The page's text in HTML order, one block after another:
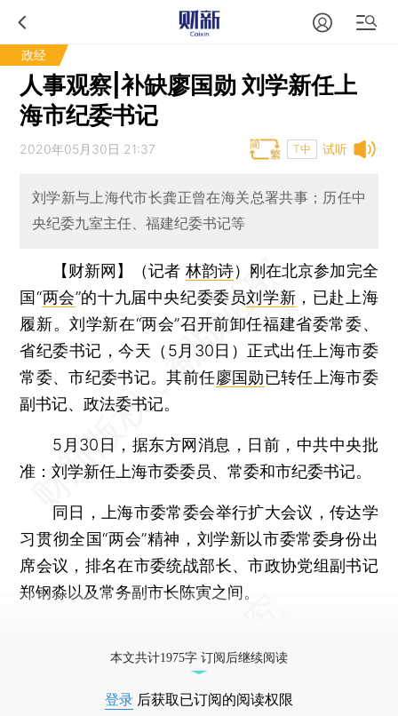
政经
人事观察|补缺廖国勋 刘学新任上
海市纪委书记
试听
2020年05月30日 21:37 T中
刘学新与上海代市长龚正曾在海关总署共事；历任中
央纪委九室主任、福建纪委书记等
【财新网】（记者 林韵诗） 刚在北京参加完全
国“两会”的十九届中央纪委委员刘学新 ，已赴上海
履新。刘学新在“两会”召开前卸任福建省委常委、
省纪委书记，今天（5月30日）正式出任上海市委
常委、市纪委书记。其前任廖国勋已转任上海市委
副书记、政法委书记。
5月30日，据东方网消息，日前，中共中央批
准：刘学新任上海市委委员、常委和市纪委书记。
同日，上海市委常委会举行扩大会议，传达学
习贯彻全国“两会”精神，刘学新以市委常委身份出
席会议，排名在市委统战部长、市政协党组副书记
郑钢淼以及常务副市长陈寅之间。
本文共计1975字 订阅后继续阅读
登录 后获取已订阅的阅读权限